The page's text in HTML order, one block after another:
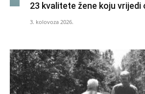
23 kvalitete žene koju vrijedi
3. kolovoza 2026.